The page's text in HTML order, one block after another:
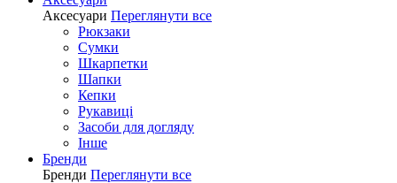
Аксесуари Переглянути все
Рюкзаки
Сумки
Шкарпетки
Шапки
Кепки
Рукавиці
Засоби для догляду
Інше
Бренди
Бренди Переглянути все